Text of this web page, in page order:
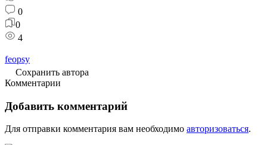
0
0
4
feopsy
Сохранить автора
Комментарии
Добавить комментарий
Для отправки комментария вам необходимо авторизоваться.